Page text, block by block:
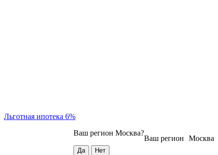
Льготная ипотека 6%
Москва
Ваш регион
Ваш регион Москва?